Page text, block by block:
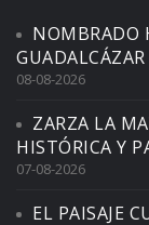
NOMBRADO
08-08-2026
ZARZA LA
HISTÓRICA Y
07-08-2026
EL PAISAJE